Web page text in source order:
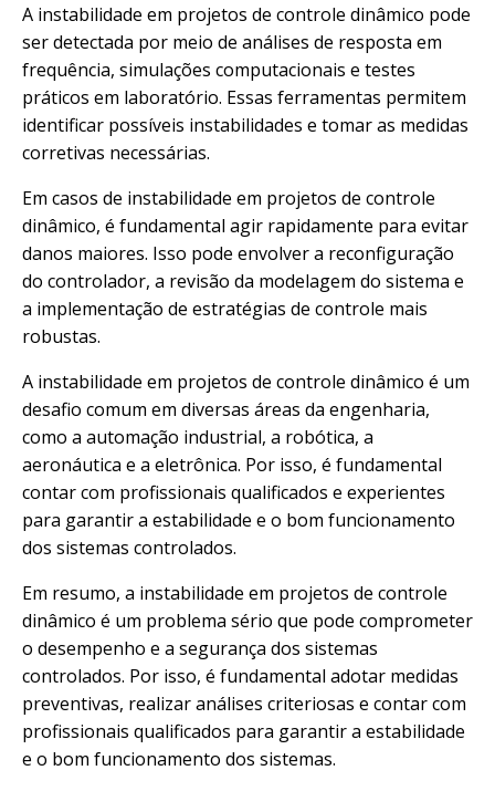
A instabilidade em projetos de controle dinâmico pode
ser detectada por meio de análises de resposta em
frequência, simulações computacionais e testes
práticos em laboratório. Essas ferramentas permitem
identificar possíveis instabilidades e tomar as medidas
corretivas necessárias.
Em casos de instabilidade em projetos de controle
dinâmico, é fundamental agir rapidamente para evitar
danos maiores. Isso pode envolver a reconfiguração
do controlador, a revisão da modelagem do sistema e
a implementação de estratégias de controle mais
robustas.
A instabilidade em projetos de controle dinâmico é um
desafio comum em diversas áreas da engenharia,
como a automação industrial, a robótica, a
aeronáutica e a eletrônica. Por isso, é fundamental
contar com profissionais qualificados e experientes
para garantir a estabilidade e o bom funcionamento
dos sistemas controlados.
Em resumo, a instabilidade em projetos de controle
dinâmico é um problema sério que pode comprometer
o desempenho e a segurança dos sistemas
controlados. Por isso, é fundamental adotar medidas
preventivas, realizar análises criteriosas e contar com
profissionais qualificados para garantir a estabilidade
e o bom funcionamento dos sistemas.